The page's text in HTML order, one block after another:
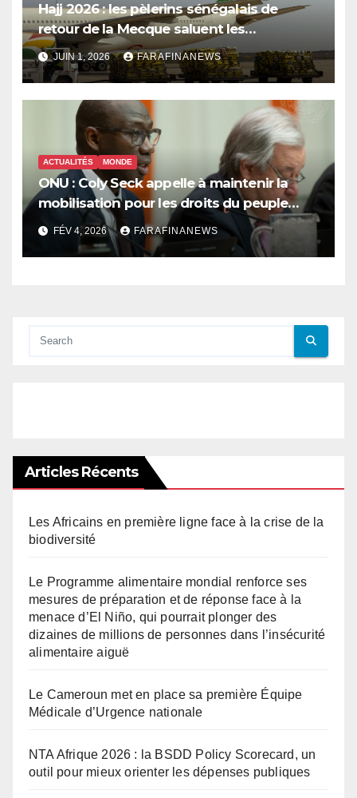
Hajj 2026 : les pèlerins sénégalais de
retour de la Mecque saluent les
innovations d’Air Sénégal SA
JUIN 1, 2026 FARAFINANEWS
ACTUALITÉS MONDE
ONU : Coly Seck appelle à maintenir la
mobilisation pour les droits du peuple
palestinien
FÉV 4, 2026 FARAFINANEWS
Articles Récents
Les Africains en première ligne face à la crise de la
biodiversité
Le Programme alimentaire mondial renforce ses
mesures de préparation et de réponse face à la
menace d’El Niño, qui pourrait plonger des
dizaines de millions de personnes dans l’insécurité
alimentaire aiguë
Le Cameroun met en place sa première Équipe
Médicale d’Urgence nationale
NTA Afrique 2026 : la BSDD Policy Scorecard, un
outil pour mieux orienter les dépenses publiques